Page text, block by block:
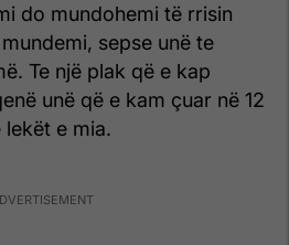
do mundohemi të rrisin
sepse unë te
Te një plak që e kap
unë që e kam çuar në 12
e mia.